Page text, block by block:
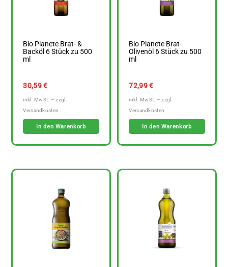
Bio Planete Brat- &
Backöl 6 Stück zu 500
ml
30,59€
In den Warenkorb
Bio Planete Brat-
Olivenöl 6 Stück zu 500
ml
72,99€
In den Warenkorb